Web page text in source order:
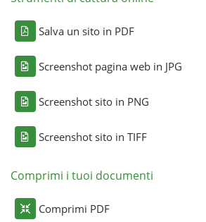
Salva un sito in PDF
Screenshot pagina web in JPG
Screenshot sito in PNG
Screenshot sito in TIFF
Comprimi i tuoi documenti
Comprimi PDF